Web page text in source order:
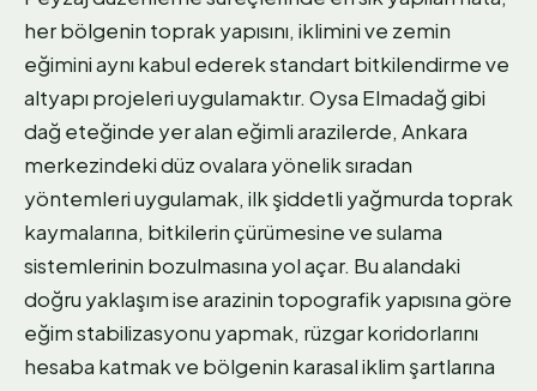
her bölgenin toprak yapısını, iklimini ve zemin
eğimini aynı kabul ederek standart bitkilendirme ve
altyapı projeleri uygulamaktır. Oysa Elmadağ gibi
dağ eteğinde yer alan eğimli arazilerde, Ankara
merkezindeki düz ovalara yönelik sıradan
yöntemleri uygulamak, ilk şiddetli yağmurda toprak
kaymalarına, bitkilerin çürümesine ve sulama
sistemlerinin bozulmasına yol açar. Bu alandaki
doğru yaklaşım ise arazinin topografik yapısına göre
eğim stabilizasyonu yapmak, rüzgar koridorlarını
hesaba katmak ve bölgenin karasal iklim şartlarına